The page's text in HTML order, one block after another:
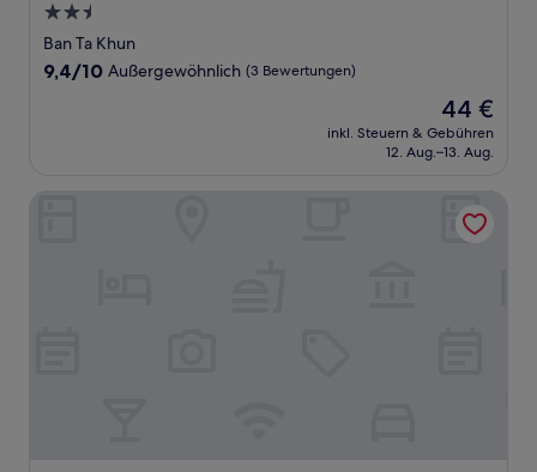
2.5-
Sterne-
Unterkunft
Ban Ta Khun
9.4
9,4/10 Außergewöhnlich (3 Bewertungen)
Der
Preis
beträgt
44 €
inkl. Steuern & Gebühren
12. Aug.–13. Aug.